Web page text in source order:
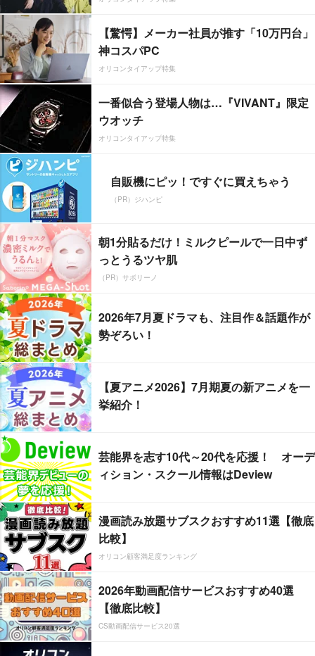
【驚愕】メーカー社員が推す「10万円台」
神コスパPC
オリコンタイアップ特集
一番似合う登場人物は…『VIVANT』限定
ウオッチ
オリコンタイアップ特集
自販機にピッ！ですぐに買えちゃう
（PR）ジハンピ
朝1分貼るだけ！ミルクピールで一日中ず
っとうるツヤ肌
（PR）サボリーノ
2026年7月夏ドラマも、注目作＆話題作が
勢ぞろい！
【夏アニメ2026】7月期夏の新アニメを一
挙紹介！
芸能界を志す10代～20代を応援！ オーデ
ィション・スクール情報はDeview
漫画読み放題サブスクおすすめ11選【徹底
比較】
オリコン顧客満足度ランキング
2026年動画配信サービスおすすめ40選
【徹底比較】
CS動画配信サービス20選